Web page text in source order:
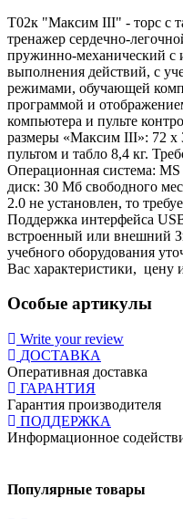
Т02к "Максим III" - торс с
тренажер сердечно-
пружинно-механический с
выполнения действий, с
режимами, обучающей
программой и
компьютера и пульте
размеры «Максим III»: 72 х
пультом и табло 8,4 кг.
Операционная система:
диск: 30 Мб свободного
2.0 не установлен, то
Поддержка интерфейса
встроенный или внешний
учебного оборудования
Вас характеристики, цену
Особые артикулы
Write your review
ДОСТАВКА
Оперативная доставка
ГАРАНТИЯ
Гарантия производителя
ПОДДЕРЖКА
Информационное
Популярные товары